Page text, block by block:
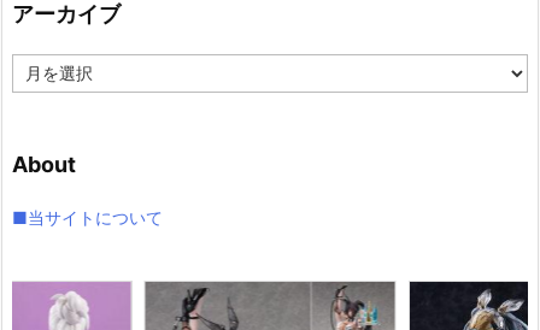
ー
アーカイブ
ー
ブ
About
■当サイトについて